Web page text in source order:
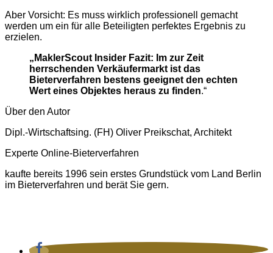
Aber Vorsicht: Es muss wirklich professionell gemacht
werden um ein für alle Beteiligten perfektes Ergebnis zu
erzielen.
„MaklerScout Insider Fazit: Im zur Zeit
herrschenden Verkäufermarkt ist das
Bieterverfahren bestens geeignet den echten
Wert eines Objektes heraus zu finden.“
Über den Autor
Dipl.-Wirtschaftsing. (FH) Oliver Preikschat, Architekt
Experte Online-Bieterverfahren
kaufte bereits 1996 sein erstes Grundstück vom Land Berlin
im Bieterverfahren und berät Sie gern.